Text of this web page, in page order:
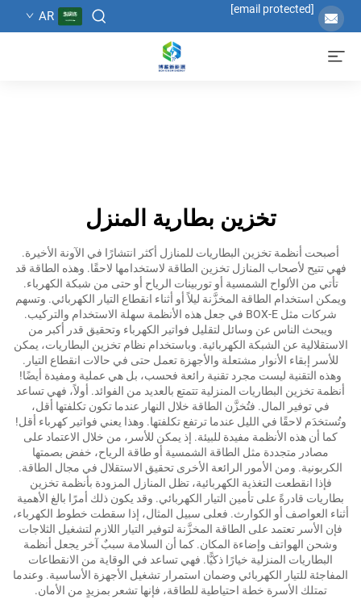
[email protected]
AR
تخزين بطارية المنزل
أصبحت أنظمة تخزين البطاريات للمنازل أكثر انتشارًا في الآونة الأخيرة.
فهي تتيح لأصحاب المنازل تخزين الطاقة لاستخدامها لاحقًا. وهذه الطاقة قد
تأتي من الألواح الشمسية أو توربينات الرياح أو حتى من شبكة الكهرباء.
ويمكن استخدام الطاقة المخزَّنة ليلاً أو أثناء انقطاع التيار الكهربائي. وتسهم
شركات مثل BOX-E في جعل هذه الأنظمة سهلة الاستخدام والتركيب.
ويبحث الناس عن وسائل لتقليل فواتير الكهرباء وتحقيق قدر أكبر من
الاستقلالية عن الشبكة الكهربائية. وباستخدام نظام تخزين البطاريات، يمكن
للأسر إبقاء الأنوار مشتعلة والأجهزة تعمل حتى في حالات انقطاع التيار.
وهذه التقنية ليست مجرد تقنية رائعة فحسب، بل هي عملية ومفيدة أيضًا!
أنظمة تخزين البطاريات المنزلية تتمتع بالعديد من الفوائد. أولاً، فهي تساعد
في توفير المال. فتُخزَّن الطاقة خلال النهار عندما تكون تكلفتها أقل،
وتُستخدَم لاحقًا في الليل عندما ترتفع تكلفتها. وهذا يعني فواتير كهرباء أقل!
كما أن هذه الأنظمة مفيدة للبيئة. إذ يمكن للأسر، من خلال الاعتماد على
مصادر متجددة مثل الطاقة الشمسية أو طاقة الرياح، خفض بصمتها
الكربونية. ومن الأمور الرائعة الأخرى تحقيق الاستقلال في مجال الطاقة.
فإذا انقطعت التغذية الكهربائية، تظل المنازل المزودة بأنظمة تخزين
بطاريات قادرةً على تأمين التيار الكهربائي. وقد يكون ذلك أمرًا بالغ الأهمية
أثناء العواصف أو الكوارث. فعلى سبيل المثال، إذا سقطت خطوط الكهرباء،
فإن الأسر تعتمد على الطاقة المخزَّنة لتوفير التيار اللازم لتشغيل الثلاجات
وشحن الهواتف وإضاءة المكان. كما أن السلامة سببٌ آخر يجعل أنظمة
البطاريات المنزلية خيارًا ذكيًّا. فهي تساعد في الوقاية من الانقطاعات
المفاجئة للتيار الكهربائي وضمان استمرار تشغيل الأجهزة الأساسية. وعندما
تمتلك الأسرة خطة احتياطية للطاقة، فإنها تشعر بمزيدٍ من الأمان.